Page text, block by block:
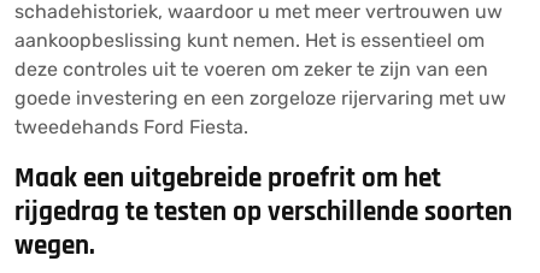
schadehistoriek, waardoor u met meer vertrouwen uw
aankoopbeslissing kunt nemen. Het is essentieel om
deze controles uit te voeren om zeker te zijn van een
goede investering en een zorgeloze rijervaring met uw
tweedehands Ford Fiesta.
Maak een uitgebreide proefrit om het
rijgedrag te testen op verschillende soorten
wegen.